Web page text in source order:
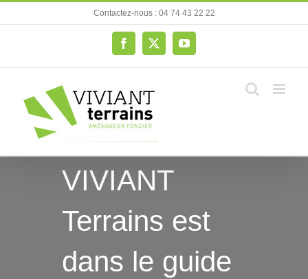
au
Contactez-nous : 04 74 43 22 22
Facebook
X YouTube
VIVIANT
Terrains est
dans le guide